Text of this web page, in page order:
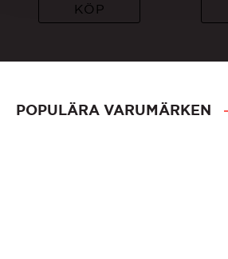
KÖP
POPULÄRA VARUMÄRKEN